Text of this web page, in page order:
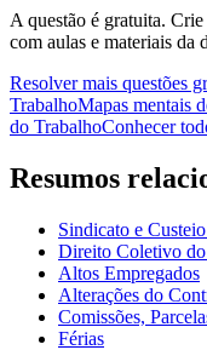
A questão é gratuita.
com aulas e materiais da
Resolver mais questões
TrabalhoMapas mentais
do TrabalhoConhecer
Resumos
Sindicato e
Direito Coletivo do
Altos Empregados
Alterações do
Comissões,
Férias